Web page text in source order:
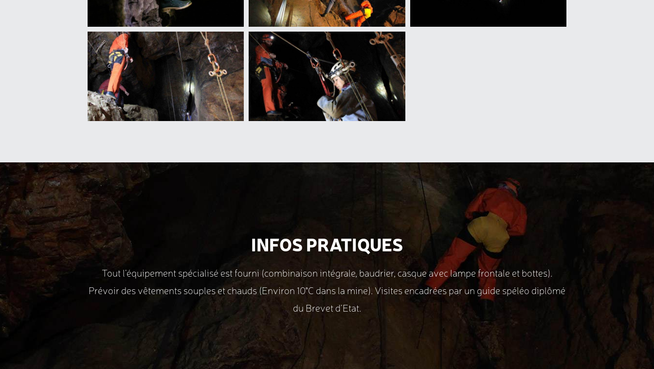
INFOS PRATIQUES
Tout l’équipement spécialisé est fourni (combinaison intégrale, baudrier, casque avec lampe frontale et bottes).
Prévoir des vêtements souples et chauds (Environ 10°C dans la mine). Visites encadrées par un guide spéléo diplômé
du Brevet d’Etat.